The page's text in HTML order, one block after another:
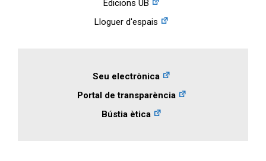
Edicions UB
Lloguer d'espais
Seu electrònica
Portal de transparència
Bústia ètica